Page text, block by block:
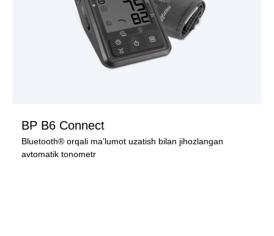
BP B6 Connect
Bluetooth® orqali ma’lumot uzatish bilan jihozlangan
avtomatik tonometr
MAHSULOTNI KO‘RISH